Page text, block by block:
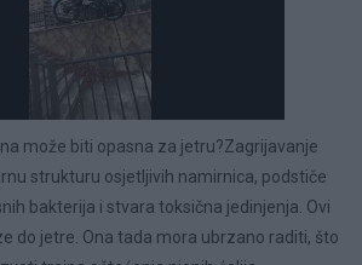
može biti opasna za jetru?Zagrijavanje
strukturu osjetljivih namirnica, podstiče
bakterija i stvara toksična jedinjenja. Ovi
do jetre. Ona tada mora ubrzano raditi, što